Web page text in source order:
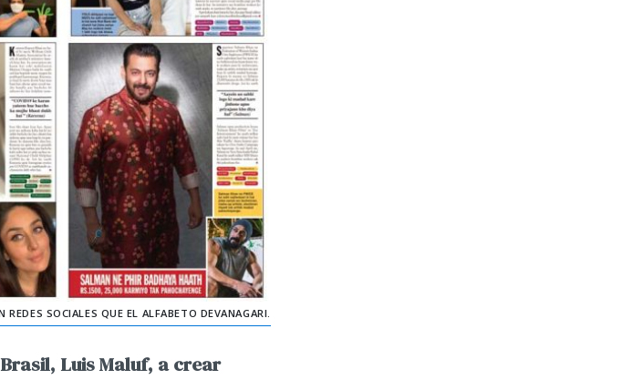
SOCIALES QUE EL ALFABETO DEVANAGARI.
Luis Maluf, a crear